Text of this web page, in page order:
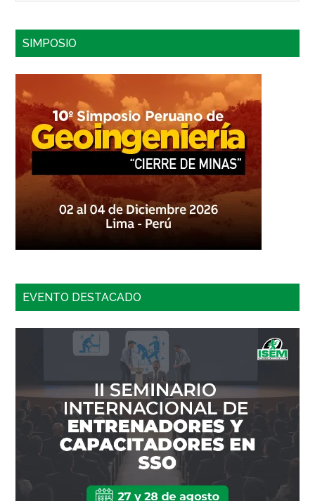
SIMPOSIO
EVENTO DESTACADO